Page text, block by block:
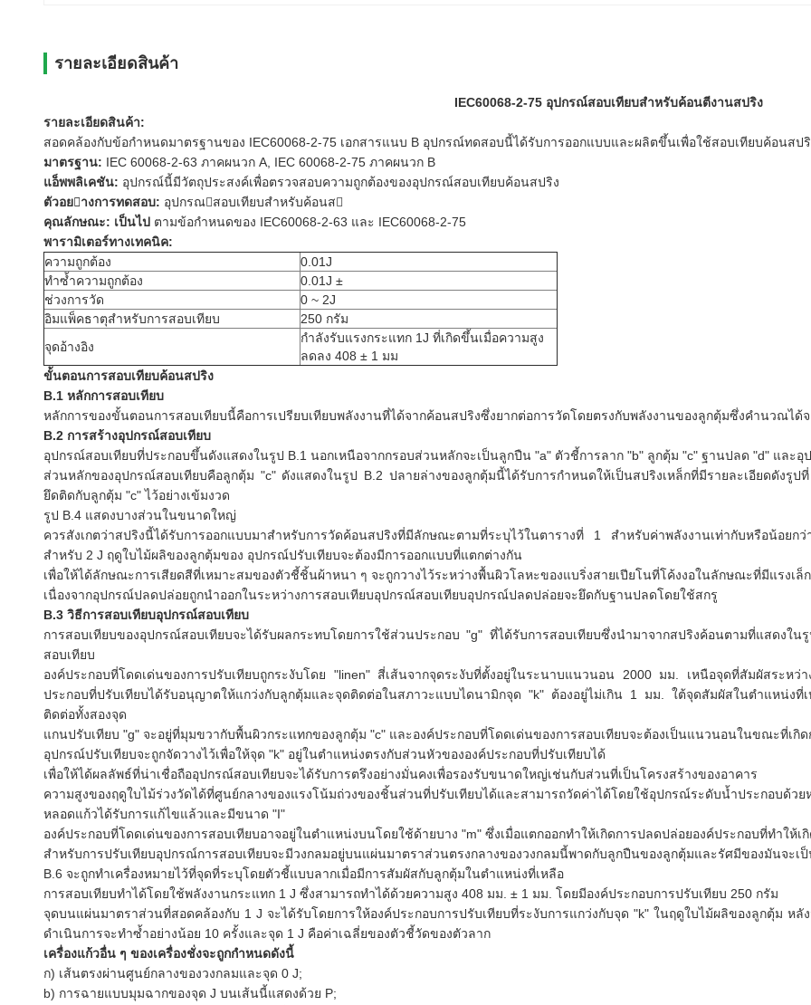
รายละเอียดสินค้า
IEC60068-2-75 อุปกรณ์สอบเทียบสำหรับค้อนตีงานสปริง
รายละเอียดสินค้า:
สอดคล้องกับข้อกำหนดมาตรฐานของ IEC60068-2-75 เอกสารแนบ B อุปกรณ์ทดสอบนี้ได้รับการออกแบบและผลิตขึ้นเพื่อใช้สอบเทียบค้อนสปริ
มาตรฐาน: IEC 60068-2-63 ภาคผนวก A, IEC 60068-2-75 ภาคผนวก B
แอ็พพลิเคชัน: อุปกรณ์นี้มีวัตถุประสงค์เพื่อตรวจสอบความถูกต้องของอุปกรณ์สอบเทียบค้อนสปริง
ตัวอยางการทดสอบ: อุปกรณสอบเทียบสําหรับค้อนส
คุณลักษณะ: เป็นไป ตามข้อกำหนดของ IEC60068-2-63 และ IEC60068-2-75
พารามิเตอร์ทางเทคนิค:
ความถูกต้อง
0.01J
ทำซ้ำความถูกต้อง
0.01J ±
ช่วงการวัด
0 ~ 2J
อิมแพ็คธาตุสำหรับการสอบเทียบ
250 กรัม
จุดอ้างอิง
กำลังรับแรงกระแทก 1J ที่เกิดขึ้นเมื่อความสูง
ลดลง 408 ± 1 มม
ขั้นตอนการสอบเทียบค้อนสปริง
B.1 หลักการสอบเทียบ
หลักการของขั้นตอนการสอบเทียบนี้คือการเปรียบเทียบพลังงานที่ได้จากค้อนสปริงซึ่งยากต่อการวัดโดยตรงกับพลังงานของลูกตุ้มซึ่งคำนวณได้
B.2 การสร้างอุปกรณ์สอบเทียบ
อุปกรณ์สอบเทียบที่ประกอบขึ้นดังแสดงในรูป B.1 นอกเหนือจากกรอบส่วนหลักจะเป็นลูกปืน "a" ตัวชี้การลาก "b" ลูกตุ้ม "c" ฐานปลด "d" และ
ส่วนหลักของอุปกรณ์สอบเทียบคือลูกตุ้ม "c" ดังแสดงในรูป B.2 ปลายล่างของลูกตุ้มนี้ได้รับการกำหนดให้เป็นสปริงเหล็กที่มีรายละเอียดดังรูป
ยึดติดกับลูกตุ้ม "c" ไว้อย่างเข้มงวด
รูป B.4 แสดงบางส่วนในขนาดใหญ่
ควรสังเกตว่าสปริงนี้ได้รับการออกแบบมาสำหรับการวัดค้อนสปริงที่มีลักษณะตามที่ระบุไว้ในตารางที่ 1 สำหรับค่าพลังงานเท่ากับหรือน้อย
สำหรับ 2 J ฤดูใบไม้ผลิของลูกตุ้มของ อุปกรณ์ปรับเทียบจะต้องมีการออกแบบที่แตกต่างกัน
เพื่อให้ได้ลักษณะการเสียดสีที่เหมาะสมของตัวชี้ชิ้นผ้าหนา ๆ จะถูกวางไว้ระหว่างพื้นผิวโลหะของแบริ่งสายเปียโนที่โค้งงอในลักษณะที่มีแรงเล็
เนื่องจากอุปกรณ์ปลดปล่อยถูกนำออกในระหว่างการสอบเทียบอุปกรณ์สอบเทียบอุปกรณ์ปลดปล่อยจะยึดกับฐานปลดโดยใช้สกรู
B.3 วิธีการสอบเทียบอุปกรณ์สอบเทียบ
การสอบเทียบของอุปกรณ์สอบเทียบจะได้รับผลกระทบโดยการใช้ส่วนประกอบ "g" ที่ได้รับการสอบเทียบซึ่งนำมาจากสปริงค้อนตามที่แสดงใน
สอบเทียบ
องค์ประกอบที่โดดเด่นของการปรับเทียบถูกระงับโดย "linen" สี่เส้นจากจุดระงับที่ตั้งอยู่ในระนาบแนวนอน 2000 มม. เหนือจุดที่สัมผัสระหว่า
ประกอบที่ปรับเทียบได้รับอนุญาตให้แกว่งกับลูกตุ้มและจุดติดต่อในสภาวะแบบไดนามิกจุด "k" ต้องอยู่ไม่เกิน 1 มม. ใต้จุดสัมผัสในตำแหน่งที่
ติดต่อทั้งสองจุด
แกนปรับเทียบ "g" จะอยู่ที่มุมขวากับพื้นผิวกระแทกของลูกตุ้ม "c" และองค์ประกอบที่โดดเด่นของการสอบเทียบจะต้องเป็นแนวนอนในขณะที่เกิด
อุปกรณ์ปรับเทียบจะถูกจัดวางไว้เพื่อให้จุด "k" อยู่ในตำแหน่งตรงกับส่วนหัวขององค์ประกอบที่ปรับเทียบได้
เพื่อให้ได้ผลลัพธ์ที่น่าเชื่อถืออุปกรณ์สอบเทียบจะได้รับการตรึงอย่างมั่นคงเพื่อรองรับขนาดใหญ่เช่นกับส่วนที่เป็นโครงสร้างของอาคาร
ความสูงของฤดูใบไม้ร่วงวัดได้ที่ศูนย์กลางของแรงโน้มถ่วงของชิ้นส่วนที่ปรับเทียบได้และสามารถวัดค่าได้โดยใช้อุปกรณ์ระดับน้ำประกอบด้
หลอดแก้วได้รับการแก้ไขแล้วและมีขนาด "I"
องค์ประกอบที่โดดเด่นของการสอบเทียบอาจอยู่ในตำแหน่งบนโดยใช้ด้ายบาง "m" ซึ่งเมื่อแตกออกทำให้เกิดการปลดปล่อยองค์ประกอบที่ทำให้เ
สำหรับการปรับเทียบอุปกรณ์การสอบเทียบจะมีวงกลมอยู่บนแผ่นมาตราส่วนตรงกลางของวงกลมนี้พาดกับลูกปืนของลูกตุ้มและรัศมีของมันจะเ
B.6 จะถูกทำเครื่องหมายไว้ที่จุดที่ระบุโดยตัวชี้แบบลากเมื่อมีการสัมผัสกับลูกตุ้มในตำแหน่งที่เหลือ
การสอบเทียบทำได้โดยใช้พลังงานกระแทก 1 J ซึ่งสามารถทำได้ด้วยความสูง 408 มม. ± 1 มม. โดยมีองค์ประกอบการปรับเทียบ 250 กรัม
จุดบนแผ่นมาตราส่วนที่สอดคล้องกับ 1 J จะได้รับโดยการให้องค์ประกอบการปรับเทียบที่ระงับการแกว่งกับจุด "k" ในฤดูใบไม้ผลิของลูกตุ้ม หลั
ดำเนินการจะทำซ้ำอย่างน้อย 10 ครั้งและจุด 1 J คือค่าเฉลี่ยของตัวชี้วัดของตัวลาก
เครื่องแก้วอื่น ๆ ของเครื่องชั่งจะถูกกำหนดดังนี้
ก) เส้นตรงผ่านศูนย์กลางของวงกลมและจุด 0 J;
b) การฉายแบบมุมฉากของจุด J บนเส้นนี้แสดงด้วย P;